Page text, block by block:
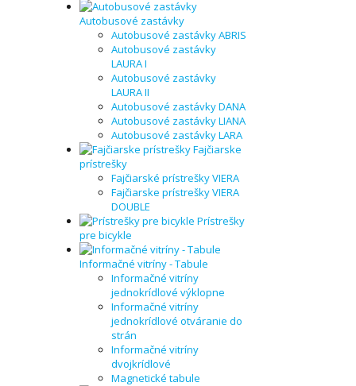
Autobusové zastávky
Autobusové zastávky ABRIS
Autobusové zastávky
LAURA I
Autobusové zastávky
LAURA II
Autobusové zastávky DANA
Autobusové zastávky LIANA
Autobusové zastávky LARA
Fajčiarske
prístrešky
Fajčiarské prístrešky VIERA
Fajčiarske prístrešky VIERA
DOUBLE
Prístrešky
pre bicykle
Informačné vitríny - Tabule
Informačné vitríny
jednokrídlové výklopne
Informačné vitríny
jednokrídlové otváranie do
strán
Informačné vitríny
dvojkrídlové
Magnetické tabule